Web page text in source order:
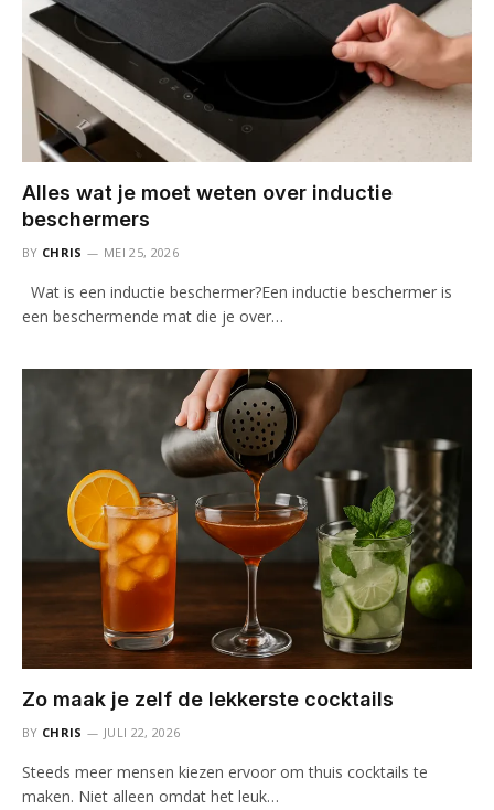
Alles wat je moet weten over inductie
beschermers
BY CHRIS MEI 25, 2026
Wat is een inductie beschermer?Een inductie beschermer is
een beschermende mat die je over…
Zo maak je zelf de lekkerste cocktails
BY CHRIS JULI 22, 2026
Steeds meer mensen kiezen ervoor om thuis cocktails te
maken. Niet alleen omdat het leuk…